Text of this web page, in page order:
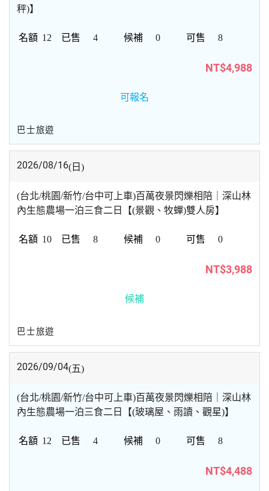
秤)】
12 4 0 8
NT$4,988
可報名
巴士旅遊
2026/08/16(日)
(台北/桃園/新竹/台中可上車)百萬夜景閃爍相陪｜深山林
內生態農場一泊三食二日【(景觀、牧蟬)雙人房】
10 8 0 0
NT$3,988
候補
巴士旅遊
2026/09/04(五)
(台北/桃園/新竹/台中可上車)百萬夜景閃爍相陪｜深山林
內生態農場一泊三食二日【(玻璃屋、雨讀、觀星)】
12 4 0 8
NT$4,488